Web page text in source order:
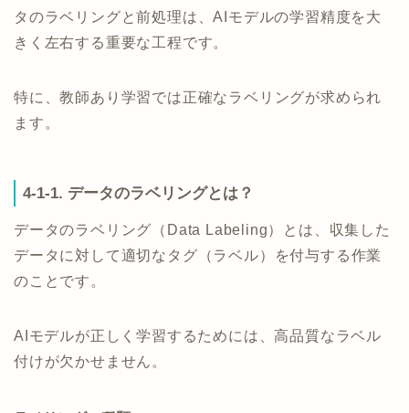
タのラベリングと前処理は、AIモデルの学習精度を大
きく左右する重要な工程です。
特に、教師あり学習では正確なラベリングが求められ
ます。
4-1-1. データのラベリングとは？
データのラベリング（Data Labeling）とは、収集した
データに対して適切なタグ（ラベル）を付与する作業
のことです。
AIモデルが正しく学習するためには、高品質なラベル
付けが欠かせません。